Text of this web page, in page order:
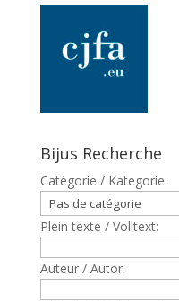
Bijus Recherche
Catègorie / Kategorie:
Plein texte / Volltext:
Auteur / Autor: